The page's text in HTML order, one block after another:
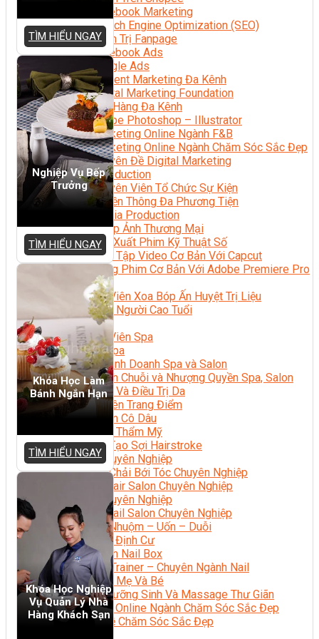
Facebook Marketing
Search Engine Optimization (SEO)
Quản Trị Fanpage
Facebook Ads
Google Ads
Content Marketing Đa Kênh
Digital Marketing Foundation
Bán Hàng Đa Kênh
Adobe Photoshop – Illustrator
Marketing Online Ngành F&B
Marketing Online Ngành Chăm Sóc Sắc Đẹp
Chuyên Đề Digital Marketing
Media Production
Chuyên Viên Tổ Chức Sự Kiện
Truyền Thông Đa Phương Tiện
Media Production
Nhiếp Ảnh Thương Mại
Sản Xuất Phim Kỹ Thuật Số
Biên Tập Video Cơ Bản Với Capcut
Dựng Phim Cơ Bản Với Adobe Premiere Pro
Kỹ Thuật Viên Xoa Bóp Ấn Huyệt Trị Liệu
Chăm Sóc Người Cao Tuổi
Sắc Đẹp
Kỹ Thuật Viên Spa
Quản Lý Spa
Khởi Sự Kinh Doanh Spa và Salon
Kinh Doanh Chuỗi và Nhượng Quyền Spa, Salon
Chăm Sóc Và Điều Trị Da
Chuyên Viên Trang Điểm
Trang Điểm Cô Dâu
Phun Xăm Thẩm Mỹ
Kỹ Thuật Tạo Sợi Hairstroke
Barber Chuyên Nghiệp
Kỹ Thuật Chải Bới Tóc Chuyên Nghiệp
Quản Lý Hair Salon Chuyên Nghiệp
Nối Mi Chuyên Nghiệp
Quản Lý Nail Salon Chuyên Nghiệp
Kỹ Thuật Nhuộm – Uốn – Duỗi
Nail Salon Định Cư
Kinh Doanh Nail Box
Train The Trainer – Chuyên Ngành Nail
Chăm Sóc Mẹ Và Bé
Gội Đầu Dưỡng Sinh Và Massage Thư Giãn
Marketing Online Ngành Chăm Sóc Sắc Đẹp
Chuyên Đề Chăm Sóc Sắc Đẹp
TÌM HIỂU NGAY
Nghiệp Vụ Bếp
Trưởng
TÌM HIỂU NGAY
Khóa Học Làm
Bánh Ngắn Hạn
TÌM HIỂU NGAY
Khóa Học Nghiệp
Vụ Quản Lý Nhà
Hàng Khách Sạn